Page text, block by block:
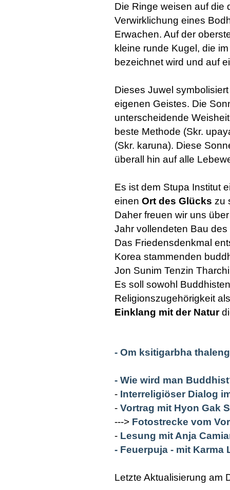
Die Ringe weisen auf die
Verwirklichung eines
Erwachen. Auf der
kleine runde Kugel, die
bezeichnet wird und auf
Dieses Juwel
eigenen Geistes. Die
unterscheidende
beste Methode (Skr.
(Skr. karuna). Diese
überall hin auf alle
Es ist dem Stupa Institut
einen Ort des Glücks zu
Daher freuen wir uns
Jahr vollendeten Bau
Das Friedensdenkmal
Korea stammenden
Jon Sunim Tenzin
Es soll sowohl
Religionszugehörigkeit
Einklang mit der Natur
- Om ksitigarbha
- Wie wird man
- Interreligiöser Dialog
- Vortrag mit Hyon Gak
---> Fotostrecke vom
- Lesung mit Anja
- Feuerpuja - mit
Letzte Aktualisierung am